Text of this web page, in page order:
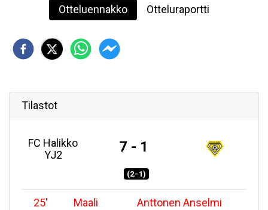
Otteluennakko Otteluraportti
Tilastot
FC Halikko
YJ2
7 - 1
(2-1)
25' Maali Anttonen Anselmi